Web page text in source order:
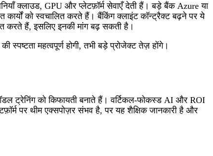
क्लाउड, GPU और प्लेटफ़ॉर्म सेवाएँ देती हैं। बड़े बैंक Azure या
को स्वचालित करते हैं। बैंकिंग क्लाइंट कॉन्ट्रैक्ट बढ़ने पर ये
करते हैं, इसलिए इनकी मांग बढ़ सकती है।
स्पष्टता महत्वपूर्ण होगी, तभी बड़े प्रोजेक्ट तेज़ होंगे।
ट्रेनिंग को किफायती बनाते हैं। वर्टिकल-फोकस्ड AI और ROI
पर थीम एक्सपोज़र संभव है, पर यह शैक्षिक जानकारी है और